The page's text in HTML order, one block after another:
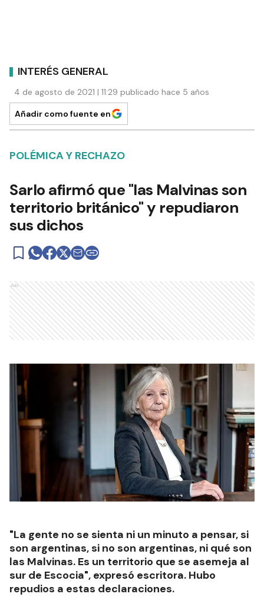
INTERÉS GENERAL
4 de agosto de 2021 | 11:29 publicado hace 5 años
Añadir como fuente en
POLÉMICA Y RECHAZO
Sarlo afirmó que "las Malvinas son
territorio británico" y repudiaron
sus dichos
Ads
"La gente no se sienta ni un minuto a pensar, si
son argentinas, si no son argentinas, ni qué son
las Malvinas. Es un territorio que se asemeja al
sur de Escocia", expresó escritora. Hubo
repudios a estas declaraciones.